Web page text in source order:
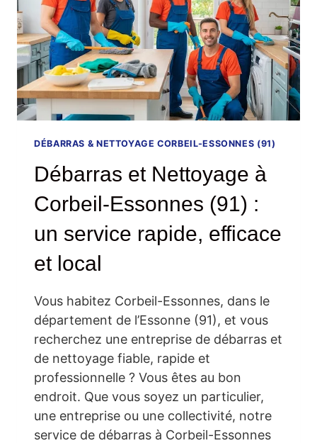
EXPERT
LOCAL
POUR
UN
SERVICE
PROPRE
ET
RAPIDE
DÉBARRAS & NETTOYAGE CORBEIL-ESSONNES (91)
Débarras et Nettoyage à
Corbeil-Essonnes (91) :
un service rapide, efficace
et local
Vous habitez Corbeil-Essonnes, dans le
département de l’Essonne (91), et vous
recherchez une entreprise de débarras et
de nettoyage fiable, rapide et
professionnelle ? Vous êtes au bon
endroit. Que vous soyez un particulier,
une entreprise ou une collectivité, notre
service de débarras à Corbeil-Essonnes